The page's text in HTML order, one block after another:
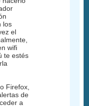
los
el
wifi
te estés
Firefox,
de
a